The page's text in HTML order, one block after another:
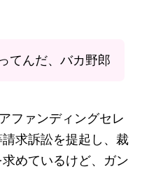
てんだ、バカ野郎
ファンディングセレ
求訴訟を提起し、裁
めているけど、ガン